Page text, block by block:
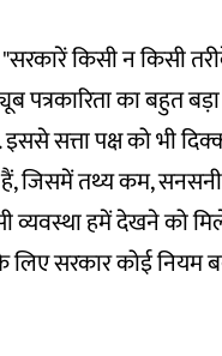
किसी न किसी
पत्रकारिता का बहुत
सत्ता पक्ष को भी
तथ्य कम, सनसनी
हमें देखने को
सरकार कोई नियम